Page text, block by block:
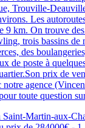
Trouville-
Les
9 km. On trouve
trois bassins de
des
de poste à
prix de
notre agence
toute question